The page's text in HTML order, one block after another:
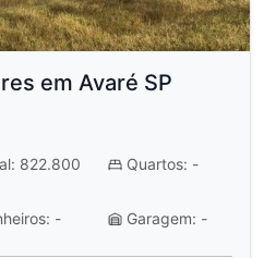
em Avaré SP
822.800
Quartos: -
- Garagem: -